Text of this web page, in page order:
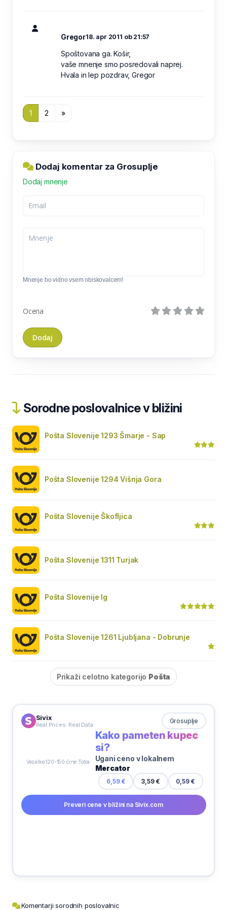
Gregor18. apr 2011 ob 21:57
Spoštovana ga. Košir,
vaše mnenje smo posredovali naprej.
Hvala in lep pozdrav, Gregor
1 2 »
Dodaj komentar za Grosuplje
Dodaj mnenje
Mnenje bo vidno vsem obiskovalcem!
Ocena
Sorodne poslovalnice v bližini
Pošta Slovenije 1293 Šmarje - Sap
Pošta Slovenije 1294 Višnja Gora
Pošta Slovenije Škofljica
Pošta Slovenije 1311 Turjak
Pošta Slovenije Ig
Pošta Slovenije 1261 Ljubljana - Dobrunje
Prikaži celotno kategorijo Pošta
Sivix
Real Prices. Real Data Grosuplje
Kako pameten kupec
si?
Ugani ceno v lokalnem
Mercator
6,59 € 3,59 € 0,59 €
Preveri cene v bližini na Sivix.com
Komentarji sorodnih poslovalnic